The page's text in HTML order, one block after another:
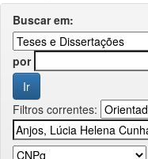
Buscar em:
por
Filtros correntes: